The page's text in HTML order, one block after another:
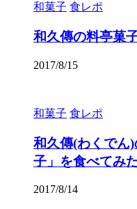
和菓子 食レポ
和久傳の料亭菓
2017/8/15
和菓子 食レポ
和久傳(わくでん
子」を食べてみ
2017/8/14